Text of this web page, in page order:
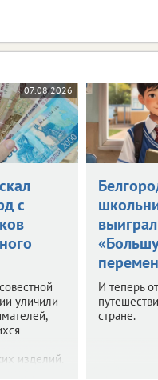
07.08.2026
с
уличили
изделий.
И теперь
стране.